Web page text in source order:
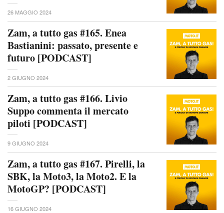
26 MAGGIO 2024
Zam, a tutto gas #165. Enea
Bastianini: passato, presente e
futuro [PODCAST]
2 GIUGNO 2024
Zam, a tutto gas #166. Livio
Suppo commenta il mercato
piloti [PODCAST]
9 GIUGNO 2024
Zam, a tutto gas #167. Pirelli, la
SBK, la Moto3, la Moto2. E la
MotoGP? [PODCAST]
16 GIUGNO 2024